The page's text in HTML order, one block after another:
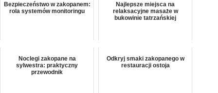
Bezpieczeństwo w zakopanem:
rola systemów monitoringu
Najlepsze miejsca na
relaksacyjne masaże w
bukowinie tatrzańskiej
Noclegi zakopane na
sylwestra: praktyczny
przewodnik
Odkryj smaki zakopanego w
restauracji ostoja